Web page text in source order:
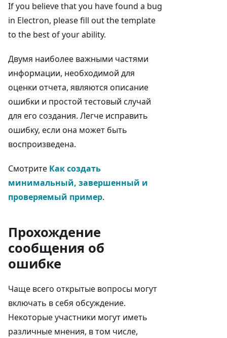
If you believe that you have found a bug
in Electron, please fill out the template
to the best of your ability.
Двумя наиболее важными частями
информации, необходимой для
оценки отчета, являются описание
ошибки и простой тестовый случай
для его создания. Легче исправить
ошибку, если она может быть
воспроизведена.
Смотрите Как создать
минимальный, завершенный и
проверяемый пример.
Прохождение
сообщения об
ошибке
Чаще всего открытые вопросы могут
включать в себя обсуждение.
Некоторые участники могут иметь
различные мнения, в том числе,